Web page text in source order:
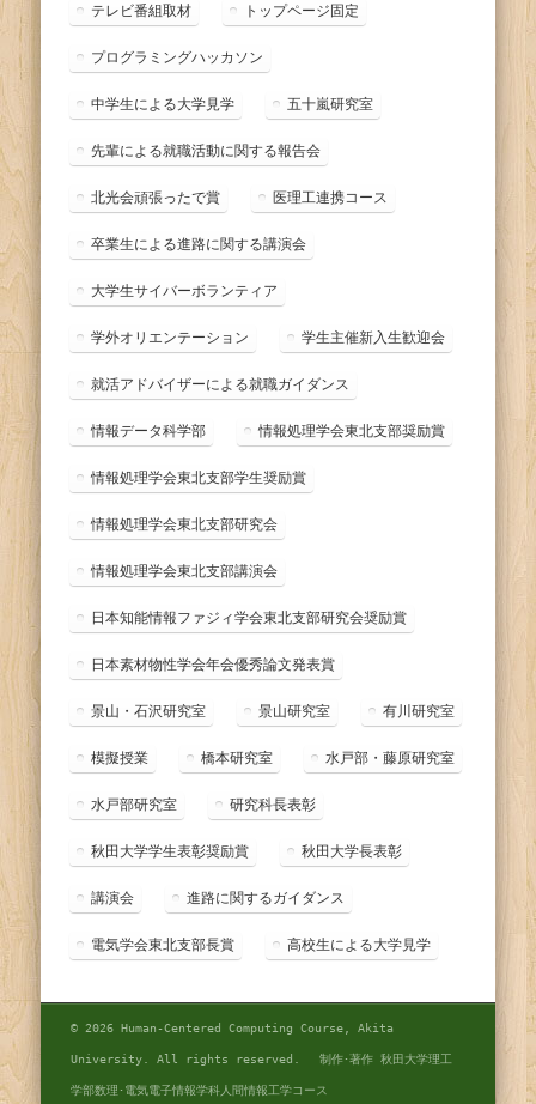
テレビ番組取材 トップページ固定
プログラミングハッカソン
中学生による大学見学 五十嵐研究室
先輩による就職活動に関する報告会
北光会頑張ったで賞 医理工連携コース
卒業生による進路に関する講演会
大学生サイバーボランティア
学外オリエンテーション 学生主催新入生歓迎会
就活アドバイザーによる就職ガイダンス
情報データ科学部 情報処理学会東北支部奨励賞
情報処理学会東北支部学生奨励賞
情報処理学会東北支部研究会
情報処理学会東北支部講演会
日本知能情報ファジィ学会東北支部研究会奨励賞
日本素材物性学会年会優秀論文発表賞
景山・石沢研究室 景山研究室 有川研究室
模擬授業 橋本研究室 水戸部・藤原研究室
水戸部研究室 研究科長表彰
秋田大学学生表彰奨励賞 秋田大学長表彰
講演会 進路に関するガイダンス
電気学会東北支部長賞 高校生による大学見学
© 2026 Human-Centered Computing Course, Akita
University. All rights reserved. 制作･著作 秋田大学理工
学部数理･電気電子情報学科人間情報工学コース